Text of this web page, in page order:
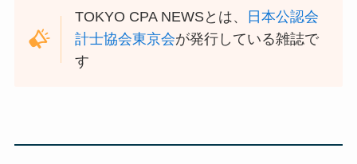
TOKYO CPA NEWSとは、
日本公認会
計士協会東京会が発行している雑誌で
す